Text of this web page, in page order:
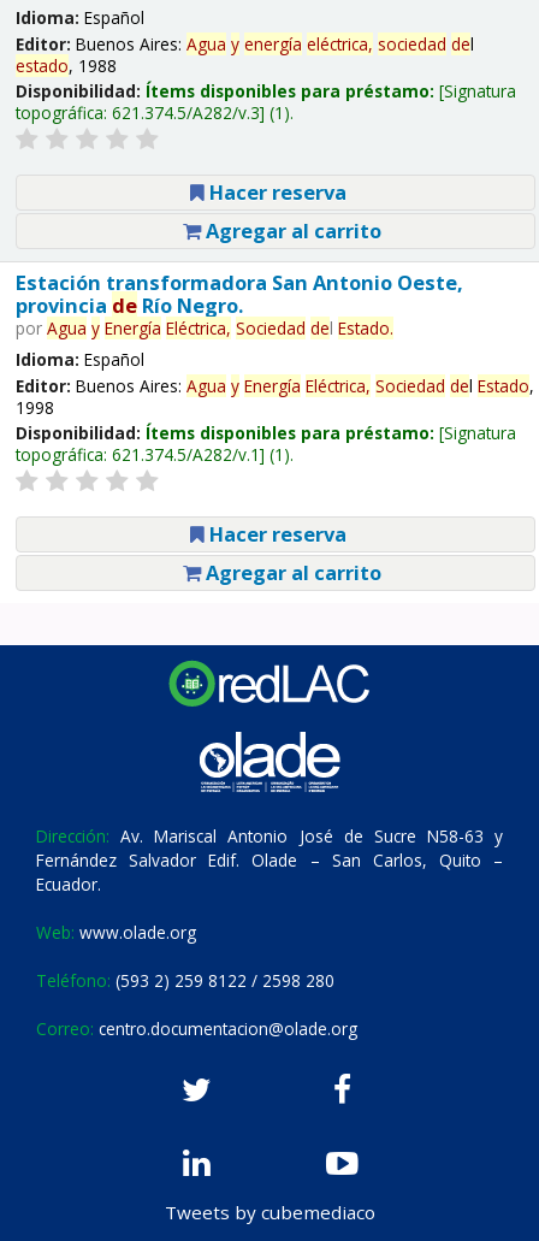
Idioma: Español
Editor: Buenos Aires: Agua y energía eléctrica, sociedad del
estado, 1988
Disponibilidad: Ítems disponibles para préstamo: Signatura
topográfica: 621.374.5/A282/v.3 (1).
Hacer reserva
Agregar al carrito
Estación transformadora San Antonio Oeste,
provincia deRío Negro.
por Agua y Energía Eléctrica, Sociedad del Estado.
Idioma: Español
Editor: Buenos Aires: Agua y Energía Eléctrica, Sociedad del Estado,
1998
Disponibilidad: Ítems disponibles para préstamo: Signatura
topográfica: 621.374.5/A282/v.1 (1).
Hacer reserva
Agregar al carrito
Dirección: Av. Mariscal Antonio José de Sucre N58-63 y
Fernández Salvador Edif. Olade – San Carlos, Quito –
Ecuador.
Web: www.olade.org
Teléfono: (593 2) 259 8122 / 2598 280
Correo: centro.documentacion@olade.org
Tweets by cubemediaco